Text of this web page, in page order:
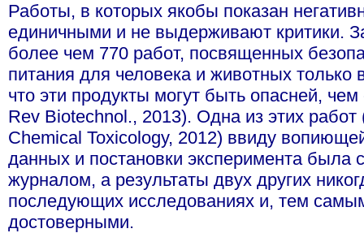
Работы, в которых якобы показан
единичными и не выдерживают критики.
более чем 770 работ, посвященных
питания для человека и животных только
что эти продукты могут быть опасней,
Rev Biotechnol., 2013). Одна из этих
Chemical Toxicology, 2012) ввиду
данных и постановки эксперимента была
журналом, а результаты двух других
последующих исследованиях и, тем
достоверными.